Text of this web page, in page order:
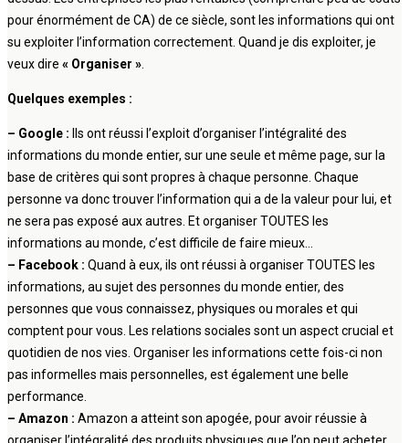
pour énormément de CA) de ce siècle, sont les informations qui ont
su exploiter l’information correctement. Quand je dis exploiter, je
veux dire « Organiser »
Quelques exemples :
– Google : Ils ont réussi l’exploit d’organiser l’intégralité des
informations du monde entier, sur une seule et même page, sur la
base de critères qui sont propres à chaque personne. Chaque
personne va donc trouver l’information qui a de la valeur pour lui, et
ne sera pas exposé aux autres. Et organiser TOUTES les
informations au monde, c’est difficile de faire mieux…
– Facebook : Quand à eux, ils ont réussi à organiser TOUTES les
informations, au sujet des personnes du monde entier, des
personnes que vous connaissez, physiques ou morales et qui
comptent pour vous. Les relations sociales sont un aspect crucial et
quotidien de nos vies. Organiser les informations cette fois-ci non
pas informelles mais personnelles, est également une belle
performance.
– Amazon : Amazon a atteint son apogée, pour avoir réussie à
organiser l’intégralité des produits physiques que l’on peut acheter